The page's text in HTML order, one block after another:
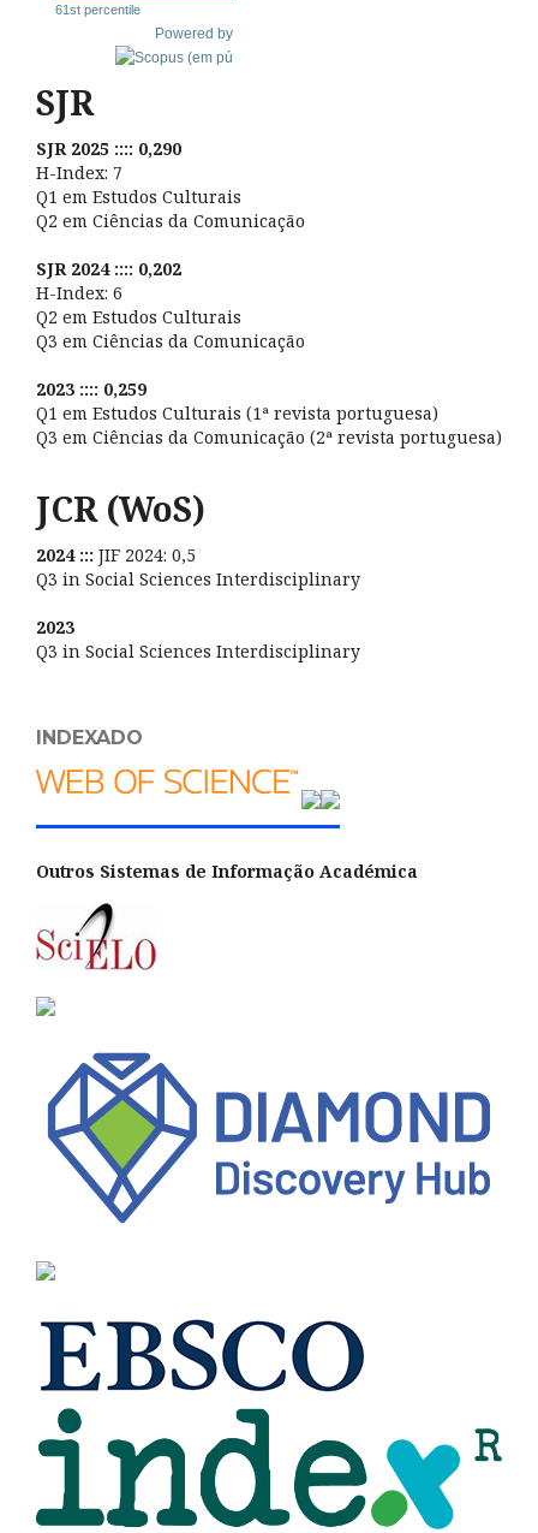
61st percentile
Powered by
SJR
SJR 2025 :::: 0,290
H-Index: 7
Q1 em Estudos Culturais
Q2 em Ciências da Comunicação
SJR 2024 :::: 0,202
H-Index: 6
Q2 em Estudos Culturais
Q3 em Ciências da Comunicação
2023 :::: 0,259
Q1 em Estudos Culturais (1ª revista portuguesa)
Q3 em Ciências da Comunicação (2ª revista portuguesa)
JCR (WoS)
2024 ::: JIF 2024: 0,5
Q3 in Social Sciences Interdisciplinary
2023
Q3 in Social Sciences Interdisciplinary
INDEXADO
Outros Sistemas de Informação Académica